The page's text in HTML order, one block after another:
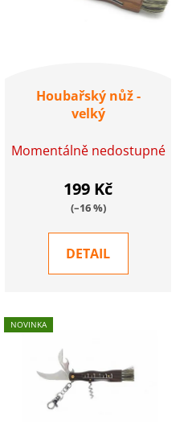
Houbařský nůž -
velký
Momentálně nedostupné
199 Kč
(–16 %)
DETAIL
NOVINKA